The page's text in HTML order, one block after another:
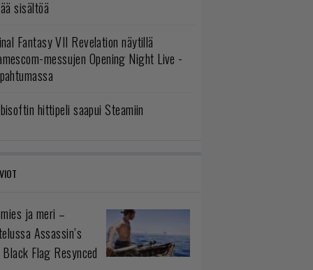
sisältöä
Fantasy VII Revelation näytillä
messujen Opening Night Live -
hittipeli saapui Steamiin
ja meri –
Assassin’s
Flag Resynced